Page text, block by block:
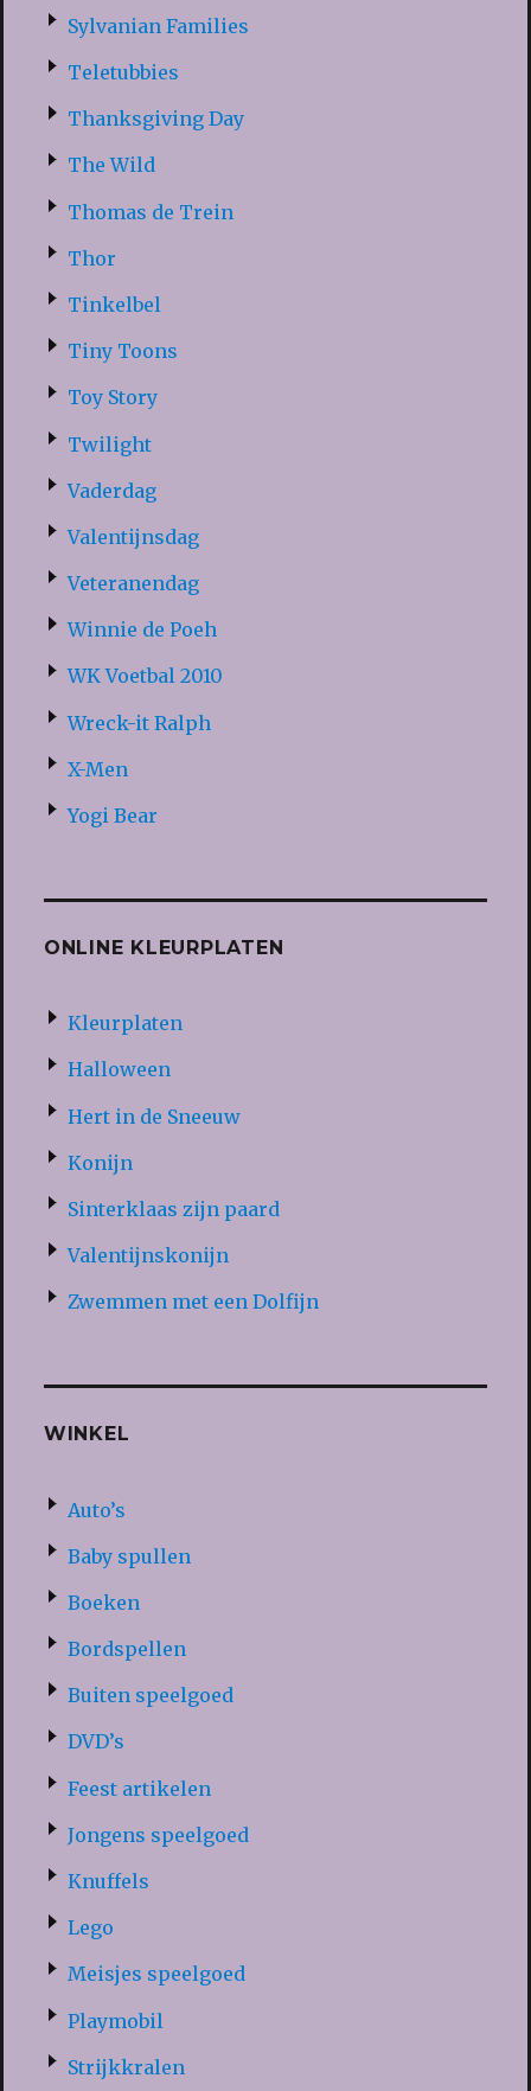
Sylvanian Families
Teletubbies
Thanksgiving Day
The Wild
Thomas de Trein
Thor
Tinkelbel
Tiny Toons
Toy Story
Twilight
Vaderdag
Valentijnsdag
Veteranendag
Winnie de Poeh
WK Voetbal 2010
Wreck-it Ralph
X-Men
Yogi Bear
ONLINE KLEURPLATEN
Kleurplaten
Halloween
Hert in de Sneeuw
Konijn
Sinterklaas zijn paard
Valentijnskonijn
Zwemmen met een Dolfijn
WINKEL
Auto’s
Baby spullen
Boeken
Bordspellen
Buiten speelgoed
DVD’s
Feest artikelen
Jongens speelgoed
Knuffels
Lego
Meisjes speelgoed
Playmobil
Strijkkralen